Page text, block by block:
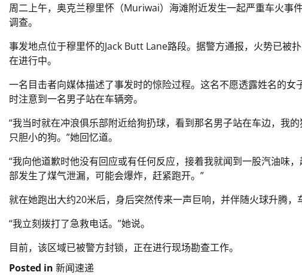
周二上午，奥克兰穆里怀（Muriwai）海滩附近发生一起严重车火事
调查。
事发地点位于穆里怀的Jack Butt Lane路段。据警方通报，火势已被
在进行中。
一名目击者向媒体描述了事发时的惊险过程。这名不愿透露姓名的
时注意到一名男子站在车辆旁。
“我当时就在冲浪俱乐部附近给狗扔球，看到那名男子站在车边，我
只胆小的狗。”她回忆道。
“我向他道歉时他没有回应或有任何反应，接着我就闻到一股汽油味
部发生了煤气泄漏，可能会爆炸，赶紧跑开。”
就在她跑出大约20米后，身后突然传来一声巨响，并伴随火球升腾，
“我立刻拨打了急救电话。”她说。
目前，该区域已被警方封锁，正在进行现场勘查工作。
Posted in 新闻速递